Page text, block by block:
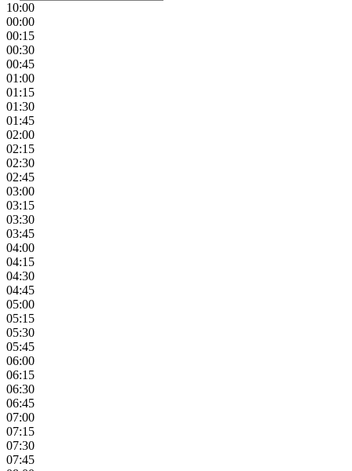
10:00
00:00
00:15
00:30
00:45
01:00
01:15
01:30
01:45
02:00
02:15
02:30
02:45
03:00
03:15
03:30
03:45
04:00
04:15
04:30
04:45
05:00
05:15
05:30
05:45
06:00
06:15
06:30
06:45
07:00
07:15
07:30
07:45